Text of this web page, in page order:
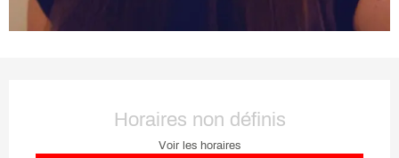
Horaires non définis
Voir les horaires